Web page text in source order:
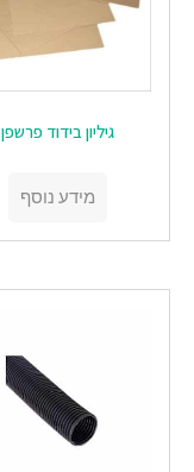
‏‏גיליון בידוד פרשפן
מידע נוסף